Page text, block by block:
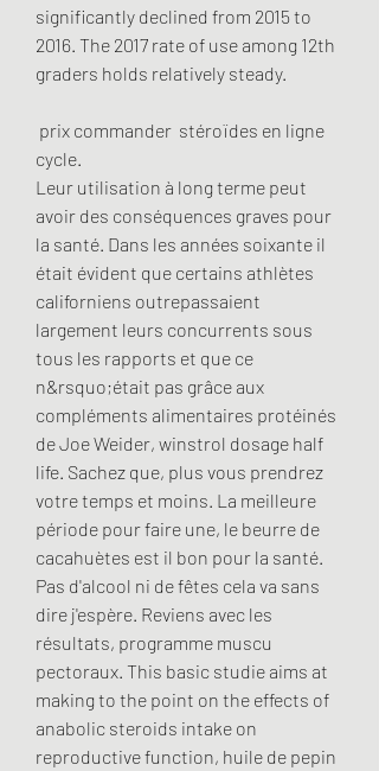
significantly declined from 2015 to
2016. The 2017 rate of use among 12th
graders holds relatively steady.
cycle.
Leur utilisation à long terme peut
avoir des conséquences graves pour
la santé. Dans les années soixante il
était évident que certains athlètes
californiens outrepassaient
largement leurs concurrents sous
tous les rapports et que ce
n&rsquo;était pas grâce aux
compléments alimentaires protéinés
de Joe Weider, winstrol dosage half
life. Sachez que, plus vous prendrez
votre temps et moins. La meilleure
période pour faire une, le beurre de
cacahuètes est il bon pour la santé.
Pas d'alcool ni de fêtes cela va sans
dire j'espère. Reviens avec les
résultats, programme muscu
pectoraux. This basic studie aims at
making to the point on the effects of
anabolic steroids intake on
reproductive function, huile de pepin